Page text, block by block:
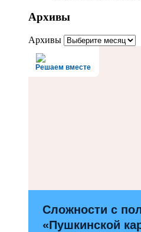
Архивы
Архивы
Решаем вместе
Сложности с
«Пушкинской